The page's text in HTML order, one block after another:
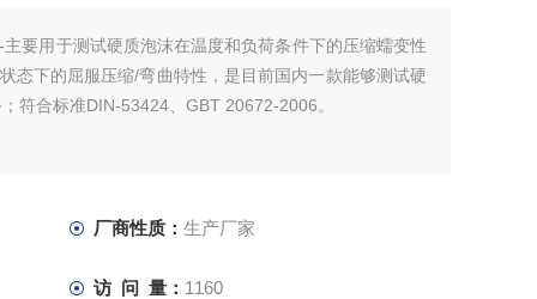
要用于测试硬质泡沫在温度和负荷条件下的压缩蠕变性
态下的屈服压缩/弯曲特性，是目前国内一款能够测试硬
符合标准DIN-53424、GBT 20672-2006。
厂商性质： 生产厂家
访 问 量： 1160